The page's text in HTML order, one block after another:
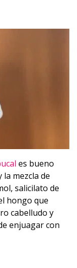
es bueno
la mezcla de
salicilato de
hongo que
cabelludo y
enjuagar con